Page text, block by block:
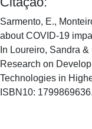
Sarmento, E.,
about COVID-19
In Loureiro, Sandra
Research on
Technologies in
ISBN10: 1799869636.